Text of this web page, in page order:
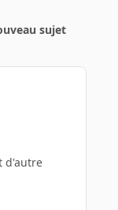
sujet
d'autre